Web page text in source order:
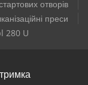
отворів
преси
280 U